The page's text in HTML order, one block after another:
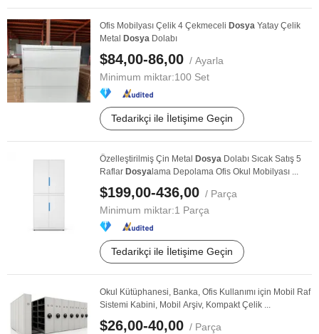
Ofis Mobilyası Çelik 4 Çekmeceli Dosya Yatay Çelik
Metal Dosya Dolabı
$84,00-86,00 / Ayarla
Minimum miktar:100 Set
Tedarikçi ile İletişime Geçin
Özelleştirilmiş Çin Metal Dosya Dolabı Sıcak Satış 5
Raflar Dosya lama Depolama Ofis Okul Mobilyası ...
$199,00-436,00 / Parça
Minimum miktar:1 Parça
Tedarikçi ile İletişime Geçin
Okul Kütüphanesi, Banka, Ofis Kullanımı için Mobil Raf
Sistemi Kabini, Mobil Arşiv, Kompakt Çelik ...
$26,00-40,00 / Parça